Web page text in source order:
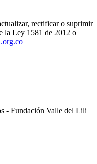
rectificar o suprimir
la Ley 1581 de 2012 o
- Fundación Valle del Lili